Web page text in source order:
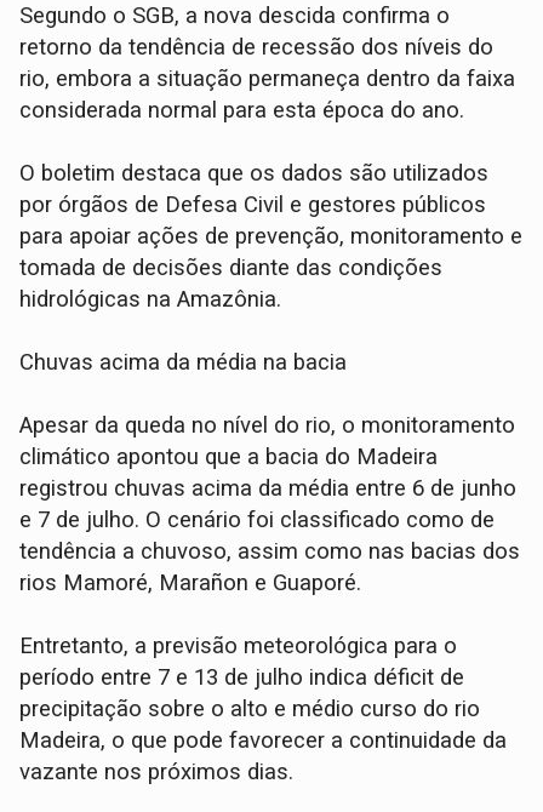
Segundo o SGB, a nova descida confirma o
retorno da tendência de recessão dos níveis do
rio, embora a situação permaneça dentro da faixa
considerada normal para esta época do ano.
O boletim destaca que os dados são utilizados
por órgãos de Defesa Civil e gestores públicos
para apoiar ações de prevenção, monitoramento e
tomada de decisões diante das condições
hidrológicas na Amazônia.
Chuvas acima da média na bacia
Apesar da queda no nível do rio, o monitoramento
climático apontou que a bacia do Madeira
registrou chuvas acima da média entre 6 de junho
e 7 de julho. O cenário foi classificado como de
tendência a chuvoso, assim como nas bacias dos
rios Mamoré, Marañon e Guaporé.
Entretanto, a previsão meteorológica para o
período entre 7 e 13 de julho indica déficit de
precipitação sobre o alto e médio curso do rio
Madeira, o que pode favorecer a continuidade da
vazante nos próximos dias.